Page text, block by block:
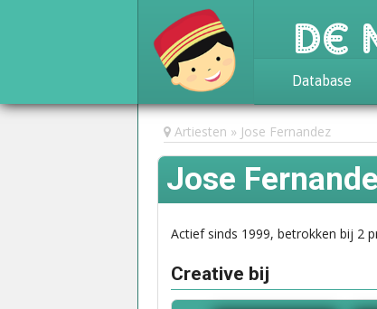
De
Database
Achtergrond
Awards
Statistieken
Artiesten Jose Fernandez
Jose
Actief sinds 1999, betrokken bij 2
Creative bij